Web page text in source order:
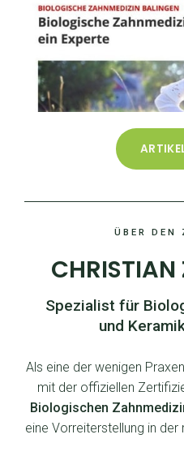
ÜBER DEN
Spezialist für
und
Als eine der wenigen
mit der offiziellen
Biologischen
eine Vorreiterstellung in